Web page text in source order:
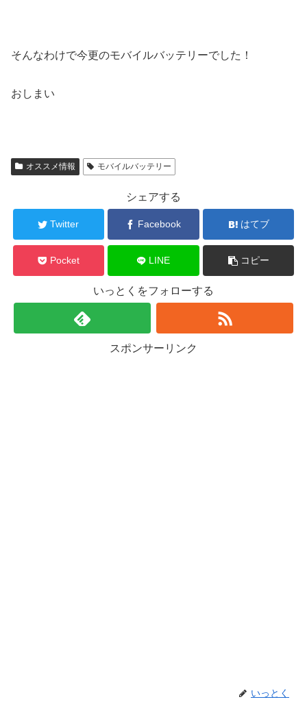
そんなわけで今更のモバイルバッテリーでした！
おしまい
オススメ情報 モバイルバッテリー
シェアする
Twitter Facebook はてブ
Pocket LINE コピー
いっとくをフォローする
スポンサーリンク
いっとく